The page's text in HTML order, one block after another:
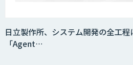
日立製作所、システム開発の全工
「Agent…